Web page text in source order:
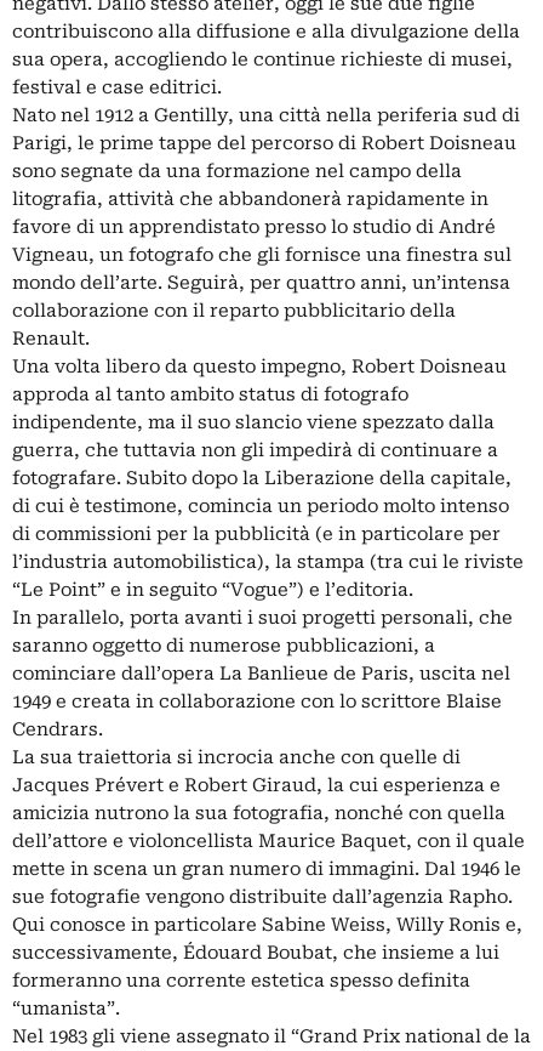
contribuiscono alla diffusione e alla divulgazione della
sua opera, accogliendo le continue richieste di musei,
festival e case editrici.
Nato nel 1912 a Gentilly, una città nella periferia sud di
Parigi, le prime tappe del percorso di Robert Doisneau
sono segnate da una formazione nel campo della
litografia, attività che abbandonerà rapidamente in
favore di un apprendistato presso lo studio di André
Vigneau, un fotografo che gli fornisce una finestra sul
mondo dell’arte. Seguirà, per quattro anni, un’intensa
collaborazione con il reparto pubblicitario della
Renault.
Una volta libero da questo impegno, Robert Doisneau
approda al tanto ambito status di fotografo
indipendente, ma il suo slancio viene spezzato dalla
guerra, che tuttavia non gli impedirà di continuare a
fotografare. Subito dopo la Liberazione della capitale,
di cui è testimone, comincia un periodo molto intenso
di commissioni per la pubblicità (e in particolare per
l’industria automobilistica), la stampa (tra cui le riviste
“Le Point” e in seguito “Vogue”) e l’editoria.
In parallelo, porta avanti i suoi progetti personali, che
saranno oggetto di numerose pubblicazioni, a
cominciare dall’opera La Banlieue de Paris, uscita nel
1949 e creata in collaborazione con lo scrittore Blaise
Cendrars.
La sua traiettoria si incrocia anche con quelle di
Jacques Prévert e Robert Giraud, la cui esperienza e
amicizia nutrono la sua fotografia, nonché con quella
dell’attore e violoncellista Maurice Baquet, con il quale
mette in scena un gran numero di immagini. Dal 1946 le
sue fotografie vengono distribuite dall’agenzia Rapho.
Qui conosce in particolare Sabine Weiss, Willy Ronis e,
successivamente, Édouard Boubat, che insieme a lui
formeranno una corrente estetica spesso definita
“umanista”.
Nel 1983 gli viene assegnato il “Grand Prix national de la